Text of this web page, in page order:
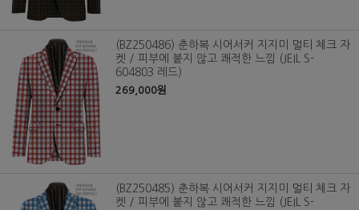
(BZ250486) 춘하복 시어서커 지지미 멀티 체크 자
켓 / 피부에 붙지 않고 쾌적한 느낌 (JEIL S-
604803 레드)
269,000원
(BZ250485) 춘하복 시어서커 지지미 멀티 체크 자
켓 / 피부에 붙지 않고 쾌적한 느낌 (JEIL S-